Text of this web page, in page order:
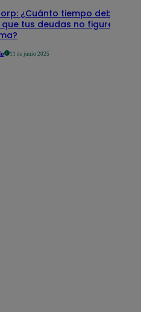
¿Cuánto tiempo debe pasar
tus deudas no figuren en su
11 de junio 2025